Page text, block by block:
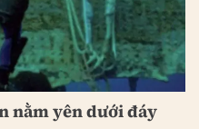
nằm yên dưới đáy